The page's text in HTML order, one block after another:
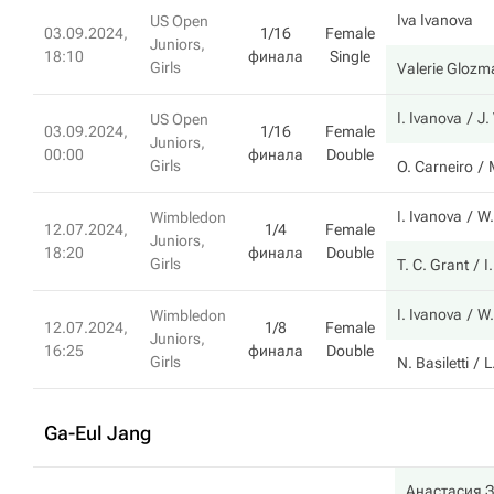
03.09.2024,
18:10
US Open
Juniors,
Girls
1/16
финала
Female
Single
Iva Ivanova
Valerie
03.09.2024,
00:00
US Open
Juniors,
Girls
1/16
финала
Female
Double
I. Ivanova J.
O. Carneiro
12.07.2024,
18:20
Wimbledon
Juniors,
Girls
1/4
финала
Female
Double
I. Ivanova
T. C. Grant
12.07.2024,
16:25
Wimbledon
Juniors,
Girls
1/8
финала
Female
Double
I. Ivanova
N. Basiletti
Ga-Eul Jang